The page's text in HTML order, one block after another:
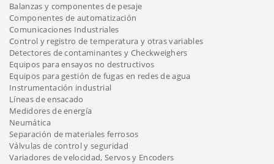
Balanzas y componentes de pesaje
Componentes de automatización
Comunicaciones Industriales
Control y registro de temperatura y otras variables
Detectores de contaminantes y Checkweighers
Equipos para ensayos no destructivos
Equipos para gestión de fugas en redes de agua
Instrumentación industrial
Líneas de ensacado
Medidores de energía
Neumática
Separación de materiales ferrosos
Válvulas de control y seguridad
Variadores de velocidad, Servos y Encoders